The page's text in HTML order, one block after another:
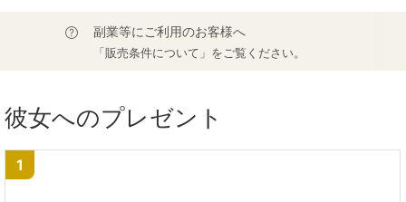
副業等にご利用のお客様へ
「販売条件について」をご覧ください。
彼女へのプレゼント
1